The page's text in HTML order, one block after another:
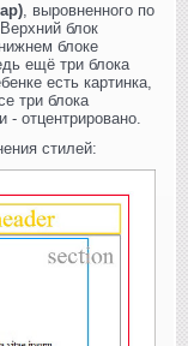
, выровненного по
блок
блоке
ещё три блока
есть картинка,
три блока
- отцентрировано.
стилей: